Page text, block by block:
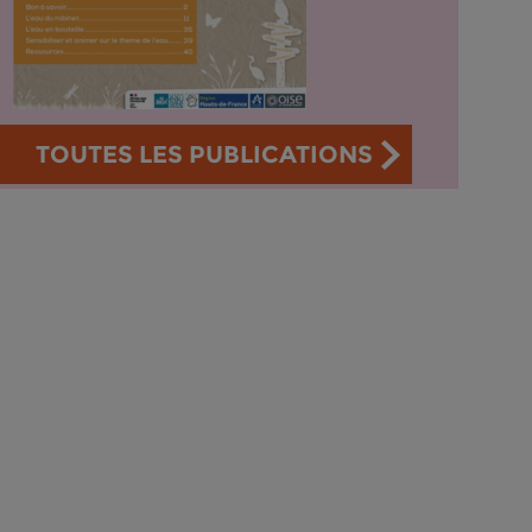
TOUTES LES PUBLICATIONS